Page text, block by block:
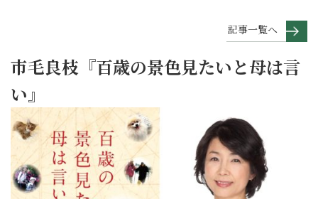
記事一覧へ
市毛良枝『百歳の景色見たいと母は言
い』